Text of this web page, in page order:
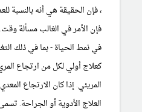
، فإن الحقيقة هي أنه بالنسبة
فإن الأمر في الغالب مسألة
في نمط الحياة - بما في ذلك
كعلاج أولي لكل من ارتجاع
المريئي. إذا كان الارتجاع
العلاج الأدوية أو الجراحة.